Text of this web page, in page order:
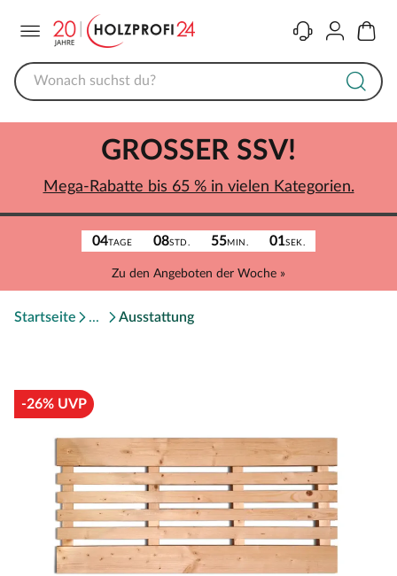
KontaktKonto
04TAGE 08STD. 55MIN. 01SEK.
Zu den Angeboten der Woche »
GROSSER SSV!
Mega-Rabatte bis 65 % in vielen Kategorien.
Startseite Ausstattung
-26% UVP